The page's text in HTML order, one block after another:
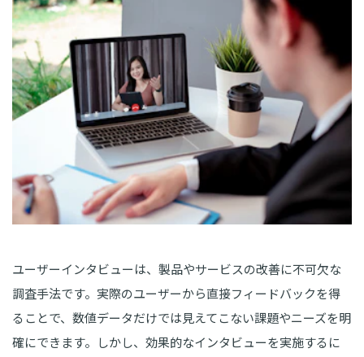
ユーザーインタビューは、製品やサービスの改善に不可欠な
調査手法です。実際のユーザーから直接フィードバックを得
ることで、数値データだけでは見えてこない課題やニーズを明
確にできます。しかし、効果的なインタビューを実施するに